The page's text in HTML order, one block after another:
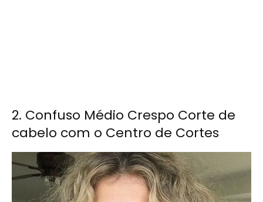
2. Confuso Médio Crespo Corte de
cabelo com o Centro de Cortes